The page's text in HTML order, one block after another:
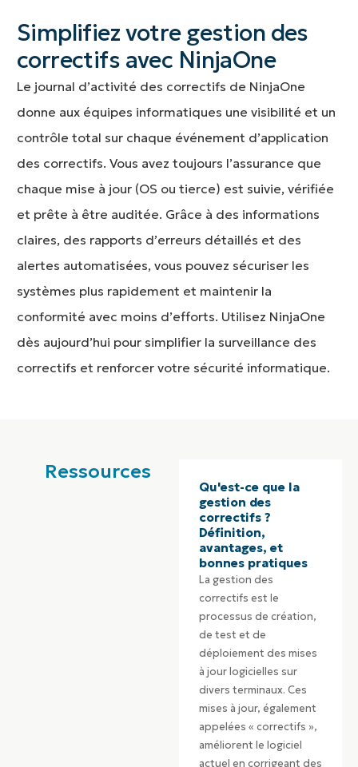
Simplifiez votre gestion des
correctifs avec NinjaOne
Le journal d’activité des correctifs de NinjaOne
donne aux équipes informatiques une visibilité et un
contrôle total sur chaque événement d’application
des correctifs. Vous avez toujours l’assurance que
chaque mise à jour (OS ou tierce) est suivie, vérifiée
et prête à être auditée. Grâce à des informations
claires, des rapports d’erreurs détaillés et des
alertes automatisées, vous pouvez sécuriser les
systèmes plus rapidement et maintenir la
conformité avec moins d’efforts. Utilisez NinjaOne
dès aujourd’hui pour simplifier la surveillance des
correctifs et renforcer votre sécurité informatique.
Ressources
Qu'est-ce que la
gestion des
correctifs ?
Définition,
avantages, et
bonnes pratiques
La gestion des
correctifs est le
processus de création,
de test et de
déploiement des mises
à jour logicielles sur
divers terminaux. Ces
mises à jour, également
appelées « correctifs »,
améliorent le logiciel
actuel en corrigeant des